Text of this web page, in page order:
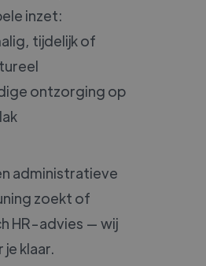
inzet:
tijdelijk of
ontzorging op
administratieve
zoekt of
HR-advies — wij
klaar.